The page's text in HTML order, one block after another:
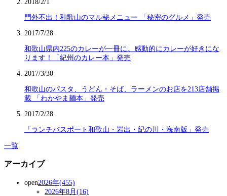
2018/2/1
門外不出！和歌山のマル秘メニュー 「秘密のグルメ」発売
2017/7/28
和歌山県内225のカレーが一冊に。感動的にカレーが好きにな
ります！「紀州のカレー本」発売
2017/3/30
和歌山のパスタ、うどん・そば、ラーメンのお店を213店舗掲
載 「わかやま麺本」発売
2017/2/28
「ランチパスポート和歌山・岩出・紀の川・海南版」発売
一覧
アーカイブ
open2026年(455)
2026年8月(16)